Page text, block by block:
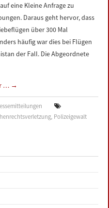
eine Kleine Anfrage zu
Daraus geht hervor, dass
über 300 Mal
häufig war dies bei Flügen
der Fall. Die Abgeordnete
… →
, Polizeigewalt